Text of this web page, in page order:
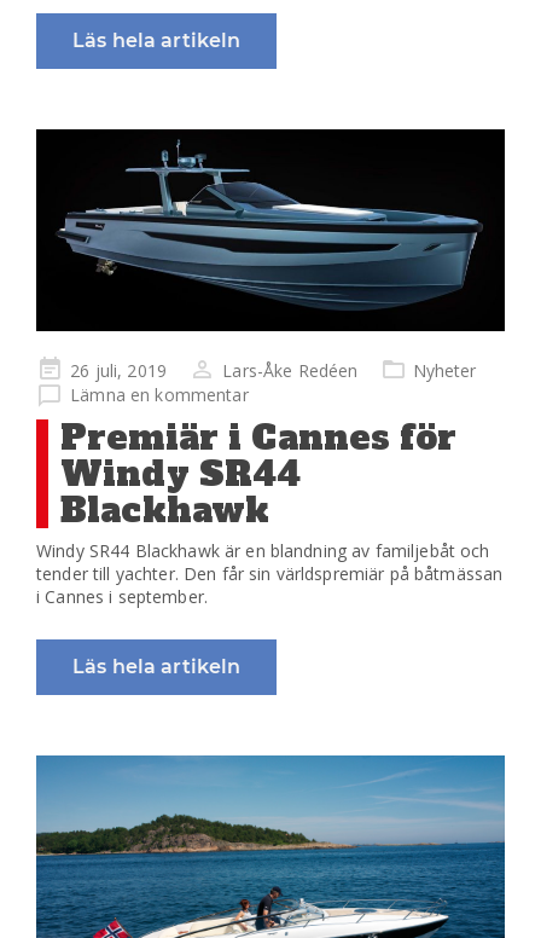
Läs hela artikeln
Publicerad
på
26 juli, 2019 Lars-Åke Redéen
Nyheter
Lämna en kommentar
Premiär i Cannes för
Windy SR44
Blackhawk
Windy SR44 Blackhawk är en blandning av familjebåt och
tender till yachter. Den får sin världspremiär på båtmässan
i Cannes i september.
Läs hela artikeln